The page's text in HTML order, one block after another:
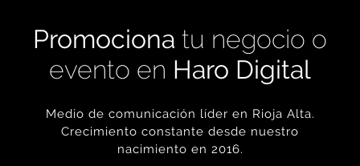
Promociona tu negocio o
evento en Haro Digital
Medio de comunicación líder en Rioja Alta.
Crecimiento constante desde nuestro
nacimiento en 2016.